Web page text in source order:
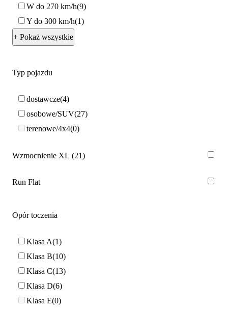
W do 270 km/h 9
Y do 300 km/h 1
+ Pokaż wszystkie
Typ pojazdu
dostawcze 4
osobowe/SUV 27
terenowe/4x4 0
Wzmocnienie XL 21
Run Flat
Opór toczenia
Klasa A 1
Klasa B 10
Klasa C 13
Klasa D 6
Klasa E 0